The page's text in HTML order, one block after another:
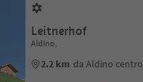
Leitnerhof
Aldino,
2.2 km da Aldino centro